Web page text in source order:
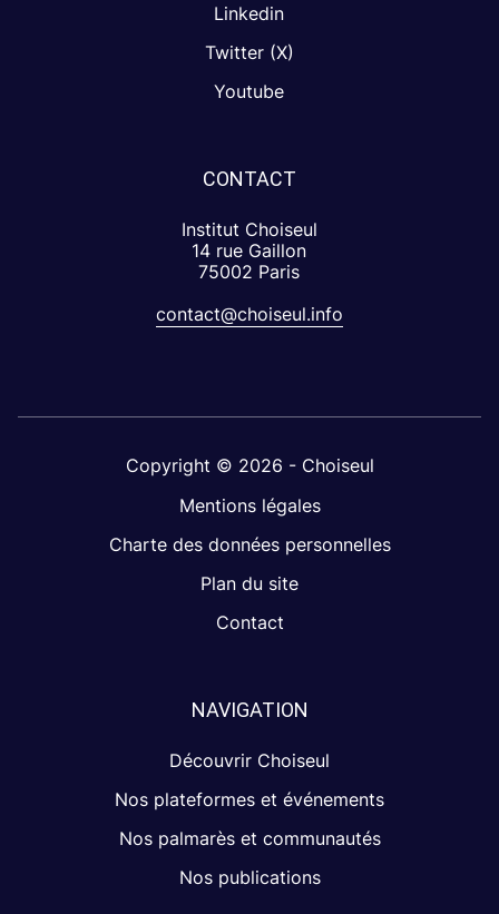
Linkedin
Twitter (X)
Youtube
CONTACT
Institut Choiseul
14 rue Gaillon
75002 Paris
contact@choiseul.info
Copyright © 2026 - Choiseul
Mentions légales
Charte des données personnelles
Plan du site
Contact
NAVIGATION
Découvrir Choiseul
Nos plateformes et événements
Nos palmarès et communautés
Nos publications